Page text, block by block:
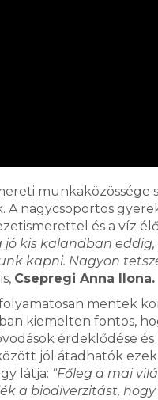
nagycsoportos
és a víz
kis kalandban
kapni. Nagyon
Csepregi Anna Ilona.
mentek
kiemelten fontos,
érdeklődése
jól átadhatók
látja: "Főleg a mai
a biodiverzitást,